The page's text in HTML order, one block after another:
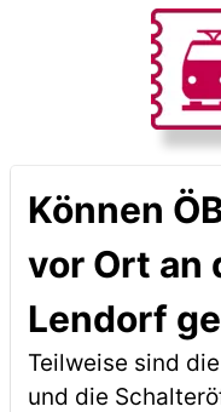
Können
vor Ort an
Lendorf
Teilweise sind die
und die